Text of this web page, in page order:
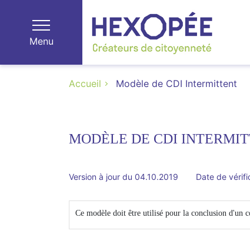
Menu
Accueil Modèle de CDI Intermittent
MODÈLE DE CDI
Version à jour du 04.10.2019 Date de
Ce modèle doit être utilisé pour la conclusion d'un